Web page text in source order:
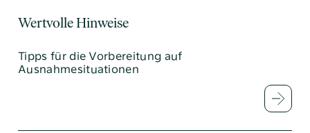
Wertvolle Hinweise
Tipps für die Vorbereitung auf
Ausnahmesituationen